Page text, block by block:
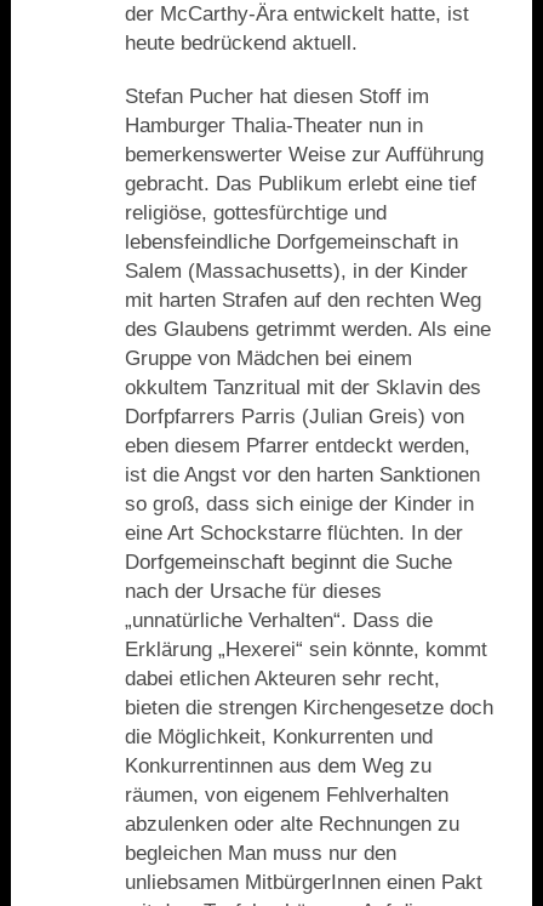
der McCarthy-Ära entwickelt hatte, ist
heute bedrückend aktuell.
Stefan Pucher hat diesen Stoff im
Hamburger Thalia-Theater nun in
bemerkenswerter Weise zur Aufführung
gebracht. Das Publikum erlebt eine tief
religiöse, gottesfürchtige und
lebensfeindliche Dorfgemeinschaft in
Salem (Massachusetts), in der Kinder
mit harten Strafen auf den rechten Weg
des Glaubens getrimmt werden. Als eine
Gruppe von Mädchen bei einem
okkultem Tanzritual mit der Sklavin des
Dorfpfarrers Parris (Julian Greis) von
eben diesem Pfarrer entdeckt werden,
ist die Angst vor den harten Sanktionen
so groß, dass sich einige der Kinder in
eine Art Schockstarre flüchten. In der
Dorfgemeinschaft beginnt die Suche
nach der Ursache für dieses
„unnatürliche Verhalten“. Dass die
Erklärung „Hexerei“ sein könnte, kommt
dabei etlichen Akteuren sehr recht,
bieten die strengen Kirchengesetze doch
die Möglichkeit, Konkurrenten und
Konkurrentinnen aus dem Weg zu
räumen, von eigenem Fehlverhalten
abzulenken oder alte Rechnungen zu
begleichen Man muss nur den
unliebsamen MitbürgerInnen einen Pakt